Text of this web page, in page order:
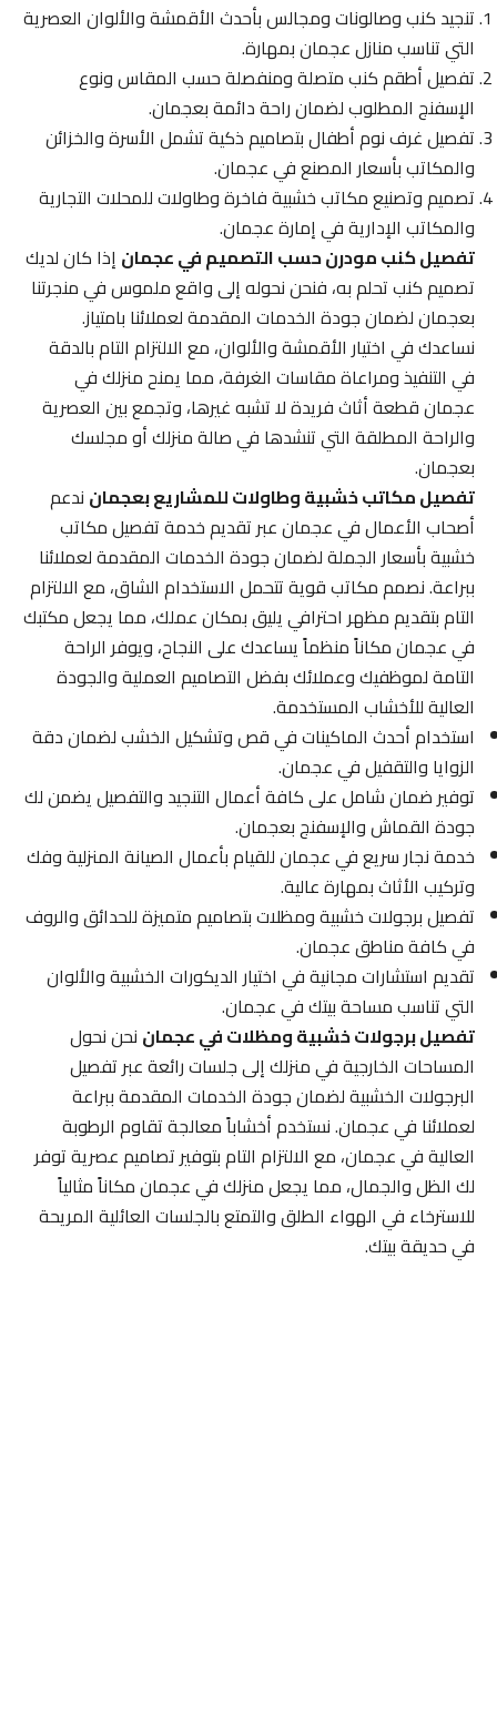
تنجيد كنب وصالونات ومجالس بأحدث الأقمشة والألوان العصرية
التي تناسب منازل عجمان بمهارة.
تفصيل أطقم كنب متصلة ومنفصلة حسب المقاس ونوع
الإسفنج المطلوب لضمان راحة دائمة بعجمان.
تفصيل غرف نوم أطفال بتصاميم ذكية تشمل الأسرة والخزائن
والمكاتب بأسعار المصنع في عجمان.
تصميم وتصنيع مكاتب خشبية فاخرة وطاولات للمحلات التجارية
والمكاتب الإدارية في إمارة عجمان.
تفصيل كنب مودرن حسب التصميم في عجمانإذا كان لديك
تصميم كنب تحلم به، فنحن نحوله إلى واقع ملموس في منجرتنا
بعجمان لضمان جودة الخدمات المقدمة لعملائنا بامتياز.
نساعدك في اختيار الأقمشة والألوان، مع الالتزام التام بالدقة
في التنفيذ ومراعاة مقاسات الغرفة، مما يمنح منزلك في
عجمان قطعة أثاث فريدة لا تشبه غيرها، وتجمع بين العصرية
والراحة المطلقة التي تنشدها في صالة منزلك أو مجلسك
بعجمان.
تفصيل مكاتب خشبية وطاولات للمشاريع بعجمانندعم
أصحاب الأعمال في عجمان عبر تقديم خدمة تفصيل مكاتب
خشبية بأسعار الجملة لضمان جودة الخدمات المقدمة لعملائنا
ببراعة. نصمم مكاتب قوية تتحمل الاستخدام الشاق، مع الالتزام
التام بتقديم مظهر احترافي يليق بمكان عملك، مما يجعل مكتبك
في عجمان مكاناً منظماً يساعدك على النجاح، ويوفر الراحة
التامة لموظفيك وعملائك بفضل التصاميم العملية والجودة
العالية للأخشاب المستخدمة.
استخدام أحدث الماكينات في قص وتشكيل الخشب لضمان دقة
الزوايا والتقفيل في عجمان.
توفير ضمان شامل على كافة أعمال التنجيد والتفصيل يضمن لك
جودة القماش والإسفنج بعجمان.
خدمة نجار سريع في عجمان للقيام بأعمال الصيانة المنزلية وفك
وتركيب الأثاث بمهارة عالية.
تفصيل برجولات خشبية ومظلات بتصاميم متميزة للحدائق والروف
في كافة مناطق عجمان.
تقديم استشارات مجانية في اختيار الديكورات الخشبية والألوان
التي تناسب مساحة بيتك في عجمان.
تفصيل برجولات خشبية ومظلات في عجماننحن نحول
المساحات الخارجية في منزلك إلى جلسات رائعة عبر تفصيل
البرجولات الخشبية لضمان جودة الخدمات المقدمة ببراعة
لعملائنا في عجمان. نستخدم أخشاباً معالجة تقاوم الرطوبة
العالية في عجمان، مع الالتزام التام بتوفير تصاميم عصرية توفر
لك الظل والجمال، مما يجعل منزلك في عجمان مكاناً مثالياً
للاسترخاء في الهواء الطلق والتمتع بالجلسات العائلية المريحة
في حديقة بيتك.